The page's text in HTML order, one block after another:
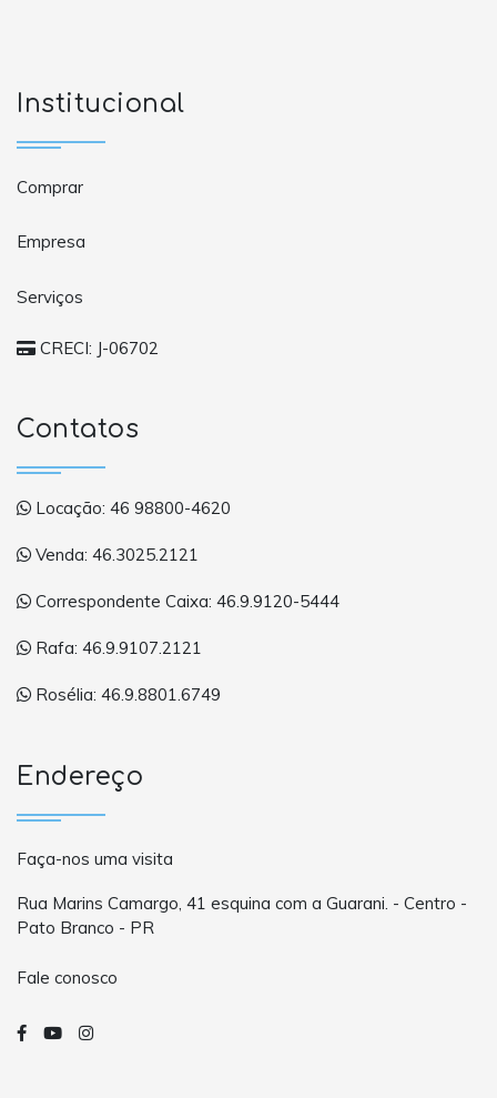
Institucional
Comprar
Empresa
Serviços
CRECI: J-06702
Contatos
Locação: 46 98800-4620
Venda: 46.3025.2121
Correspondente Caixa: 46.9.9120-5444
Rafa: 46.9.9107.2121
Rosélia: 46.9.8801.6749
Endereço
Faça-nos uma visita
Rua Marins Camargo, 41 esquina com a Guarani. - Centro -
Pato Branco - PR
Fale conosco